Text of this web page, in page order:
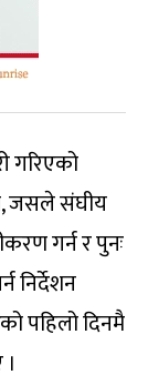
गरिएको
जसले संघीय
गर्न र पुनः
निर्देशन
पहिलो दिनमै